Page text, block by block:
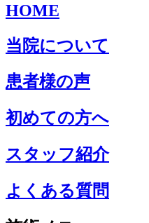
HOME
当院について
患者様の声
初めての方へ
スタッフ紹介
よくある質問